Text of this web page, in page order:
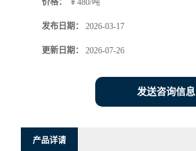
价格： ￥480/吨
发布日期： 2026-03-17
更新日期： 2026-07-26
发送咨询信息
产品详请